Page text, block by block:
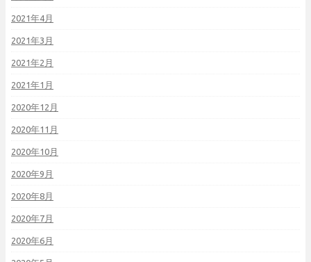
2021年4月
2021年3月
2021年2月
2021年1月
2020年12月
2020年11月
2020年10月
2020年9月
2020年8月
2020年7月
2020年6月